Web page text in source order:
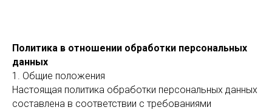
Политика в отношении обработки персональных
данных
1. Общие положения
Настоящая политика обработки персональных данных
составлена в соответствии с требованиями